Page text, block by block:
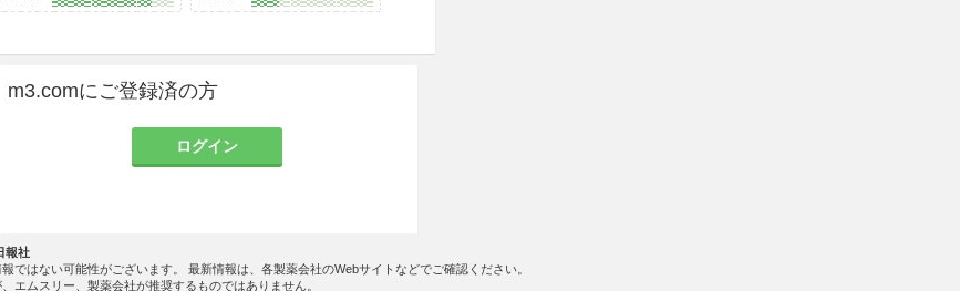
る患者
化するおそれがある。
りやすく、症状が悪化するおそれがある。
m3.comにご登録済の方
ログイン
報社
ではない可能性がございます。 最新情報は、各製薬会社のWebサイトなどでご確認ください。
エムスリー、製薬会社が推奨するものではありません。